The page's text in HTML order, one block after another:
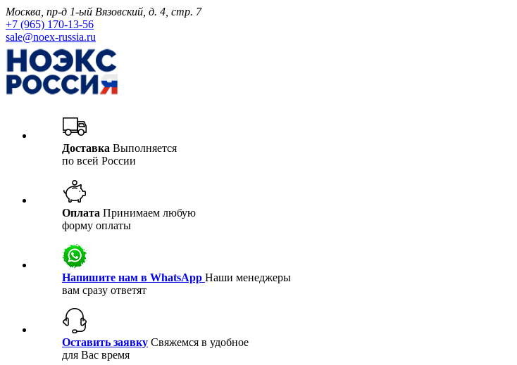
Москва, пр-д 1-ый Вязовский, д. 4, стр. 7
+7 (965) 170-13-56
sale@noex-russia.ru
Доставка Выполняется
по всей России
Оплата Принимаем любую
форму оплаты
Напишите нам в WhatsApp Наши менеджеры
вам сразу ответят
Оставить заявку Свяжемся в удобное
для Вас время